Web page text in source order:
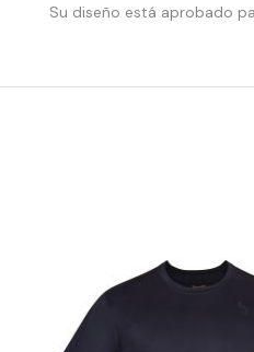
Su diseño está aprobado